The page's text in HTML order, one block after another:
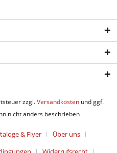
zzgl.Versandkosten und ggf.
nicht anders beschrieben
& Flyer
Über uns